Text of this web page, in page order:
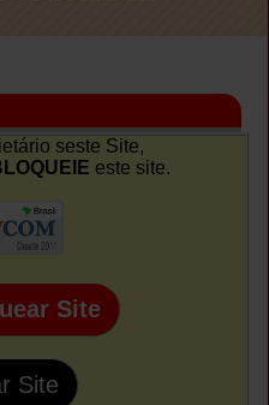
seste Site,
este site.
Site
Site